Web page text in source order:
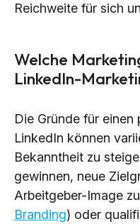
Reichweite für sich
Welche
LinkedIn-
Die Gründe für
LinkedIn können
Bekanntheit zu
gewinnen, neue
Arbeitgeber-Image
Branding) oder